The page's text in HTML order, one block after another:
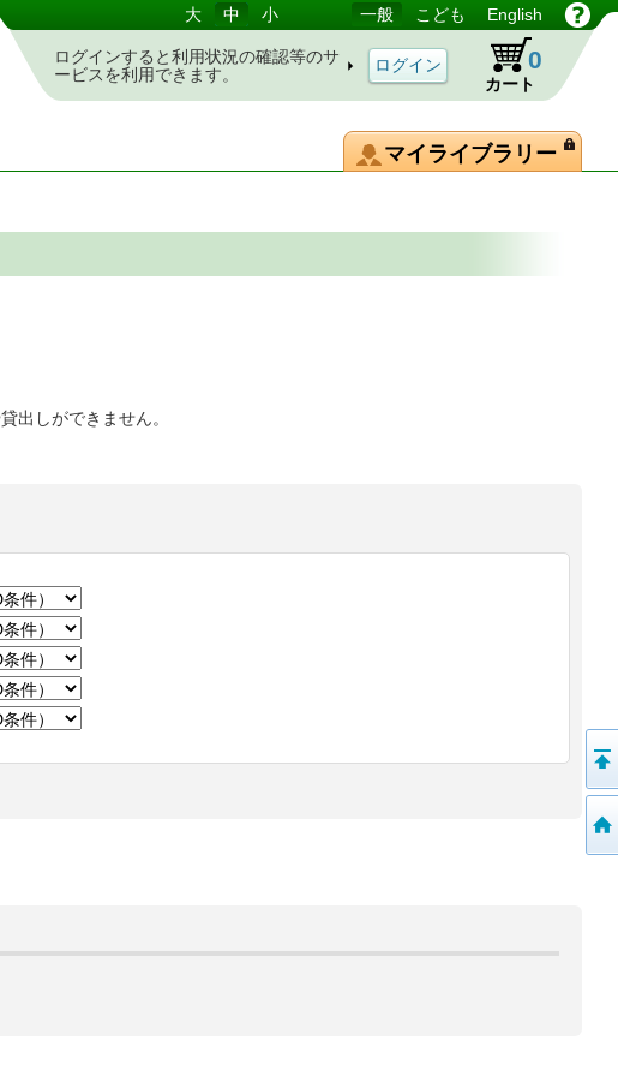
大 中 小 一般 こども English
ログインすると利用状況の確認等のサ
ービスを利用できます。
カート
0
マイライブラリー
出しができません。